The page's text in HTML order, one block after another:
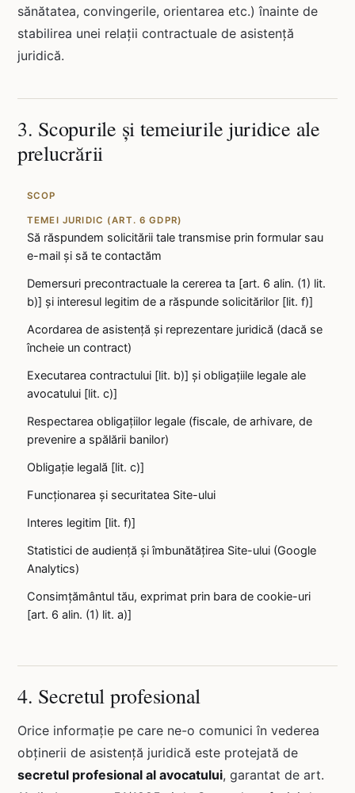
sănătatea, convingerile, orientarea etc.) înainte de
stabilirea unei relații contractuale de asistență
juridică.
3. Scopurile și temeiurile juridice ale
prelucrării
SCOP
TEMEI JURIDIC (ART. 6 GDPR)
Să răspundem solicitării tale transmise prin formular sau
e-mail și să te contactăm
Demersuri precontractuale la cererea ta [art. 6 alin. (1) lit.
b)] și interesul legitim de a răspunde solicitărilor [lit. f)]
Acordarea de asistență și reprezentare juridică (dacă se
încheie un contract)
Executarea contractului [lit. b)] și obligațiile legale ale
avocatului [lit. c)]
Respectarea obligațiilor legale (fiscale, de arhivare, de
prevenire a spălării banilor)
Obligație legală [lit. c)]
Funcționarea și securitatea Site-ului
Interes legitim [lit. f)]
Statistici de audiență și îmbunătățirea Site-ului (Google
Analytics)
Consimțământul tău, exprimat prin bara de cookie-uri
[art. 6 alin. (1) lit. a)]
4. Secretul profesional
Orice informație pe care ne-o comunici în vederea
obținerii de asistență juridică este protejată de
secretul profesional al avocatului, garantat de art.